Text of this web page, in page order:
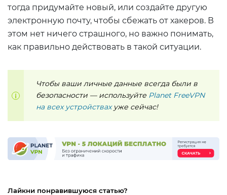
тогда придумайте новый, или создайте другую
электронную почту, чтобы сбежать от хакеров. В
этом нет ничего страшного, но важно понимать,
как правильно действовать в такой ситуации.
Чтобы ваши личные данные всегда были в
безопасности — используйте Planet FreeVPN
на всех устройствахуже сейчас!
Лайкни понравившуюся статью?